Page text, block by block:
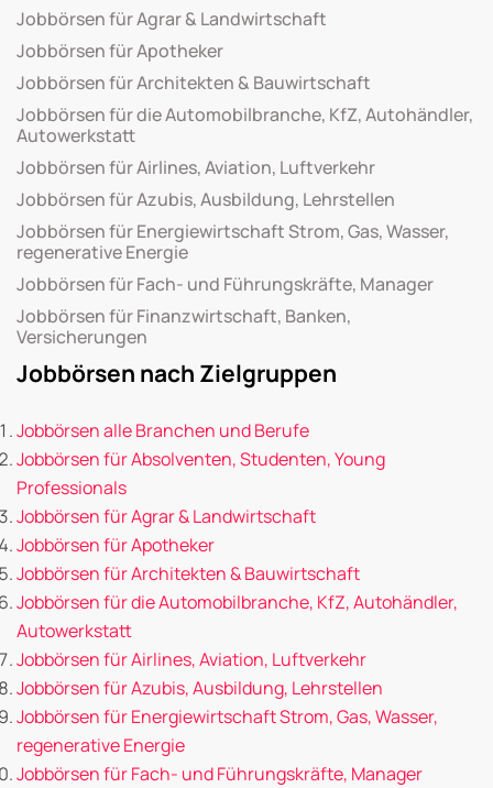
Jobbörsen für Agrar & Landwirtschaft
Jobbörsen für Apotheker
Jobbörsen für Architekten & Bauwirtschaft
Jobbörsen für die Automobilbranche, KfZ, Autohändler,
Autowerkstatt
Jobbörsen für Airlines, Aviation, Luftverkehr
Jobbörsen für Azubis, Ausbildung, Lehrstellen
Jobbörsen für Energiewirtschaft Strom, Gas, Wasser,
regenerative Energie
Jobbörsen für Fach- und Führungskräfte, Manager
Jobbörsen für Finanzwirtschaft, Banken,
Versicherungen
Jobbörsen nach Zielgruppen
Jobbörsen alle Branchen und Berufe
Jobbörsen für Absolventen, Studenten, Young
Professionals
Jobbörsen für Agrar & Landwirtschaft
Jobbörsen für Apotheker
Jobbörsen für Architekten & Bauwirtschaft
Jobbörsen für die Automobilbranche, KfZ, Autohändler,
Autowerkstatt
Jobbörsen für Airlines, Aviation, Luftverkehr
Jobbörsen für Azubis, Ausbildung, Lehrstellen
Jobbörsen für Energiewirtschaft Strom, Gas, Wasser,
regenerative Energie
Jobbörsen für Fach- und Führungskräfte, Manager